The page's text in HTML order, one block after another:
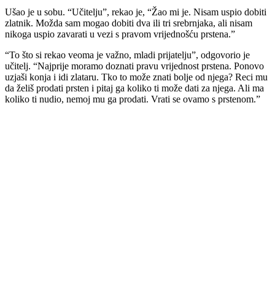
Ušao je u sobu. “Učitelju”, rekao je, “Žao mi je. Nisam uspio dobiti
zlatnik. Možda sam mogao dobiti dva ili tri srebrnjaka, ali nisam
nikoga uspio zavarati u vezi s pravom vrijednošću prstena.”
“To što si rekao veoma je važno, mladi prijatelju”, odgovorio je
učitelj. “Najprije moramo doznati pravu vrijednost prstena. Ponovo
uzjaši konja i idi zlataru. Tko to može znati bolje od njega? Reci mu
da želiš prodati prsten i pitaj ga koliko ti može dati za njega. Ali ma
koliko ti nudio, nemoj mu ga prodati. Vrati se ovamo s prstenom.”